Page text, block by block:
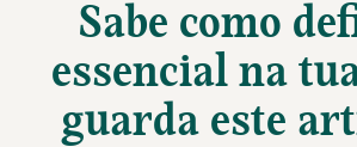
Sabe como
essencial na
guarda este